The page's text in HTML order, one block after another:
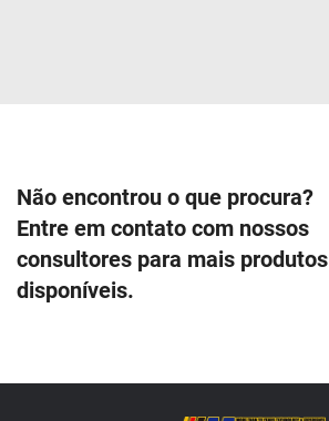
Não encontrou o que procura?
Entre em contato com nossos
consultores para mais produtos
disponíveis.